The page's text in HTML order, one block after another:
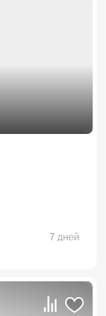
7 дней